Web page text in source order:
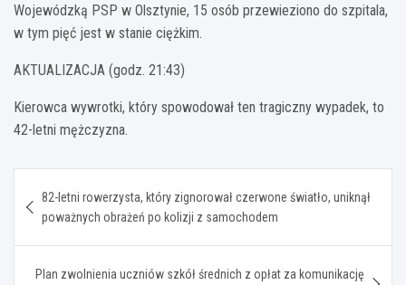
Wojewódzką PSP w Olsztynie, 15 osób przewieziono do szpitala,
w tym pięć jest w stanie ciężkim.
AKTUALIZACJA (godz. 21:43)
Kierowca wywrotki, który spowodował ten tragiczny wypadek, to
42-letni mężczyzna.
wpisu
82-letni rowerzysta, który zignorował czerwone światło, uniknął
poważnych obrażeń po kolizji z samochodem
Plan zwolnienia uczniów szkół średnich z opłat za komunikację